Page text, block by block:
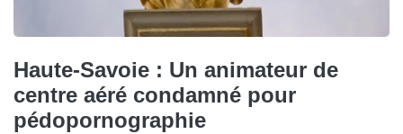
Haute-Savoie : Un animateur de
centre aéré condamné pour
pédopornographie